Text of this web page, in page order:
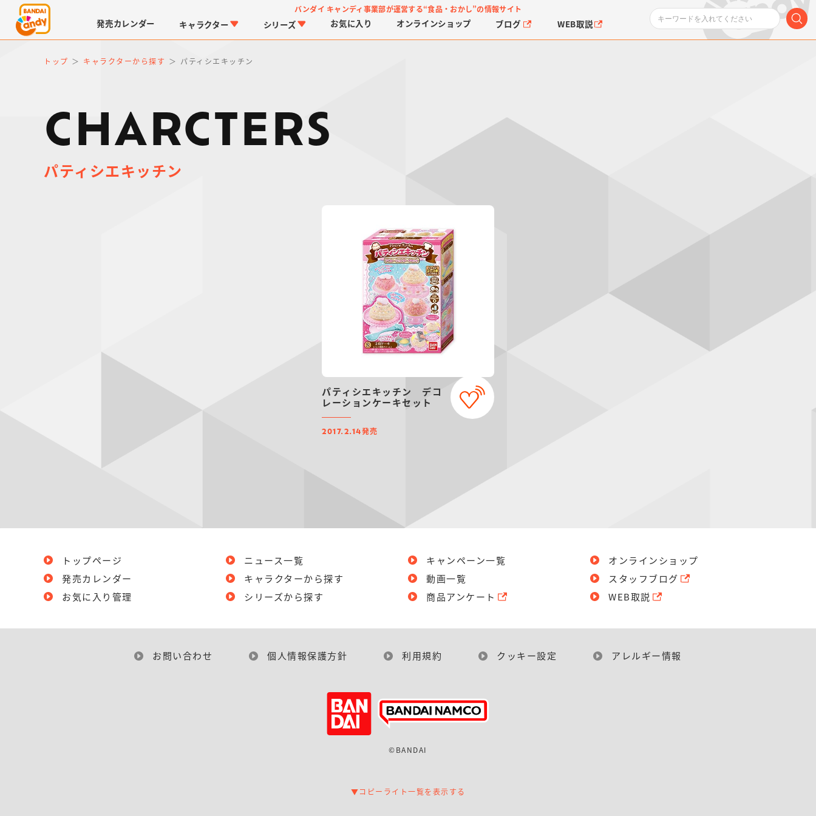
バンダイ キャンディ事業部が運営する“食品・おかし”の情報サイト
発売カレンダー キャラクター
LINK TRAVELERS 仮面ライダーシリーズ
シリーズ
チョコボックス キャラパキ
お気に入り オンラインショップ ブログ WEB取説
トップ キャラクターから探す パティシエキッチン
CHARCTERS
パティシエキッチン
パティシエキッチン デコ
レーションケーキセット
2017.2.14発売
トップページ
発売カレンダー
お気に入り管理
ニュース一覧
キャラクターから探す
シリーズから探す
キャンペーン一覧
動画一覧
商品アンケート
オンラインショップ
スタッフブログ
WEB取説
お問い合わせ 個人情報保護方針 利用規約 クッキー設定 アレルギー情報
©BANDAI
▼コピーライト一覧を表示する